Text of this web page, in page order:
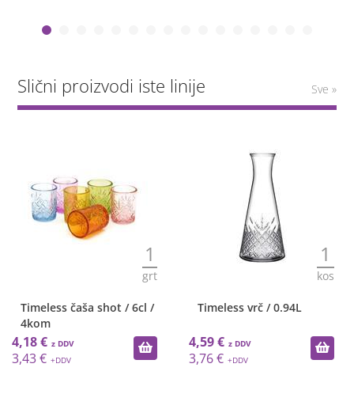
Slični proizvodi iste linije Sve »
1
grt
Timeless čaša shot / 6cl /
4kom
4,18 €
3,43 €
1
kos
Timeless vrč / 0.94L
4,59 €
3,76 €